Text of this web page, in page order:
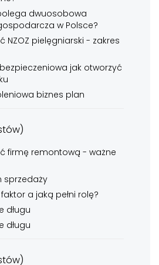
dwuosobowa
w Polsce?
NZOZ pielęgniarski - zakres
jak otworzyć
biznes plan
firmę remontową - ważne
sprzedaży
a jaką pełni rolę?
długu
długu